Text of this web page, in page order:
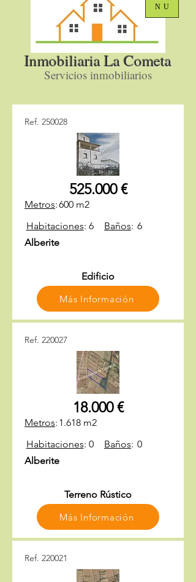
Inmobiliaria La Cometa
Servicios inmobiliarios
NU
Ref. 250028
525.000 €
Metros:600 m2
Habitaciones: 6 Baños: 6
Alberite
Edificio
Más Información
Ref. 220027
18.000 €
Metros: 1.618 m2
Habitaciones: 0 Baños: 0
Alberite
Terreno Rústico
Más Información
Ref. 220021